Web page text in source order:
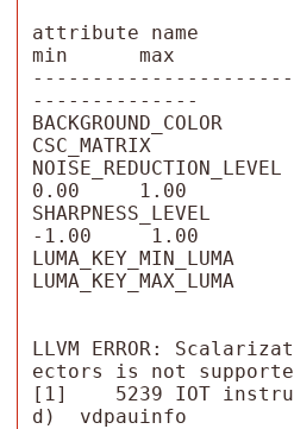
attribute name
min      max
--------------
CSC_MATRIX
0.00     1.00
-1.00     1.00
LLVM ERROR:
ectors is not
[1]    5239 IOT
d)  vdpauinfo